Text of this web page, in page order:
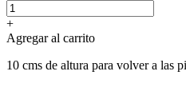
+
Agregar al carrito
10 cms de altura para volver a las